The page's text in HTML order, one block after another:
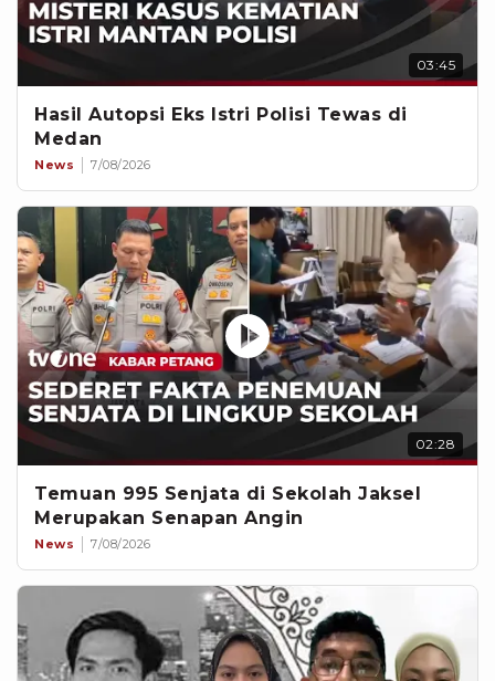
03:45
Hasil Autopsi Eks Istri Polisi Tewas di
Medan
News 7/08/2026
02:28
Temuan 995 Senjata di Sekolah Jaksel
Merupakan Senapan Angin
News 7/08/2026